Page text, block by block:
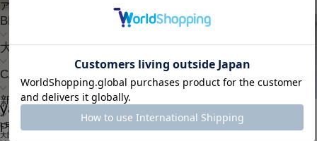
アウトレット
BRAND
大きいサイズ
CATEGORY
新着商品
PRE ORDER
yamaヤマ
L'EQUIPE
大阪髙島屋